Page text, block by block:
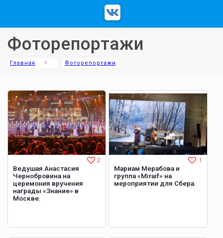
Фоторепортажи
Главная Фоторепортажи
Ведушая Анастасия
Чернобровина на
церемония вручения
награды «Знание» в
Москве.
2
Мариам Мерабова и
группа «Miraif» на
мероприятии для Сбера.
1